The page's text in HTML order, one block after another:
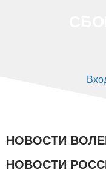
НОВОСТИ
НОВОСТИ